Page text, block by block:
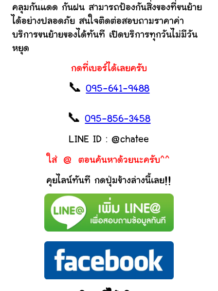
คลุมกันแดด กันฝน สามารถป้องกันสิ่งของที่ขนย้าย
ได้อย่างปลอดภัย สนใจติดต่อสอบถามราคาค่า
บริการขนย้ายของได้ทันที เปิดบริการทุกวันไม่มีวัน
หยุด
กดที่เบอร์ได้เลยครับ
📞095-641-9488
📞095-856-3458
LINE ID : @chatee
ใส่ @ ตอนค้นหาด้วยนะครับ^^
คุยไลน์ทันที กดปุ่มข้างล่างนี้เลย!!